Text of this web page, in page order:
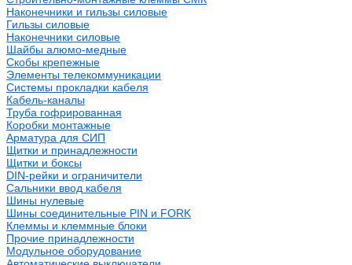
Наконечники и гильзы силовые
Гильзы силовые
Наконечники силовые
Шайбы алюмо-медные
Скобы крепежные
Элементы телекоммуникации
Системы прокладки кабеля
Кабель-каналы
Труба гофрированная
Коробки монтажные
Арматура для СИП
Щитки и принадлежности
Щитки и боксы
DIN-рейки и ограничители
Сальники ввод кабеля
Шины нулевые
Шины соединительные PIN и FORK
Клеммы и клеммные блоки
Прочие принадлежности
Модульное оборудование